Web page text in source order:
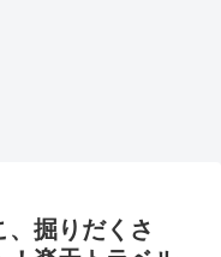
掘りだくさ